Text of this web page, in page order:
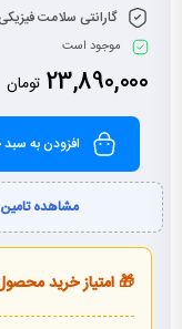
گارانتی سلامت
موجود است
23,890,000 تومان
افزودن به
مشاهده تامین
🎁 امتیاز خرید